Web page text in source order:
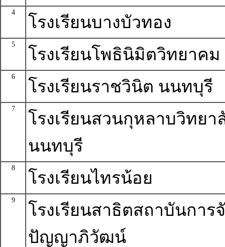
4
โรงเรียนบางบัวทอง
5
โรงเรียนโพธินิมิตวิทยาคม
6
โรงเรียนราชวินิต นนทบุรี
7
โรงเรียนสวนกุหลาบวิทยา
นนทบุรี
8
โรงเรียนไทรน้อย
9
โรงเรียนสาธิตสถาบันการ
ปัญญาภิวัฒน์